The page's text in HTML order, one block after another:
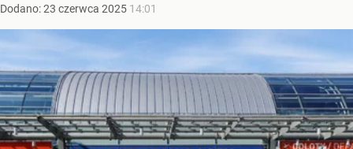
Dodano:23 czerwca 2025 14:01